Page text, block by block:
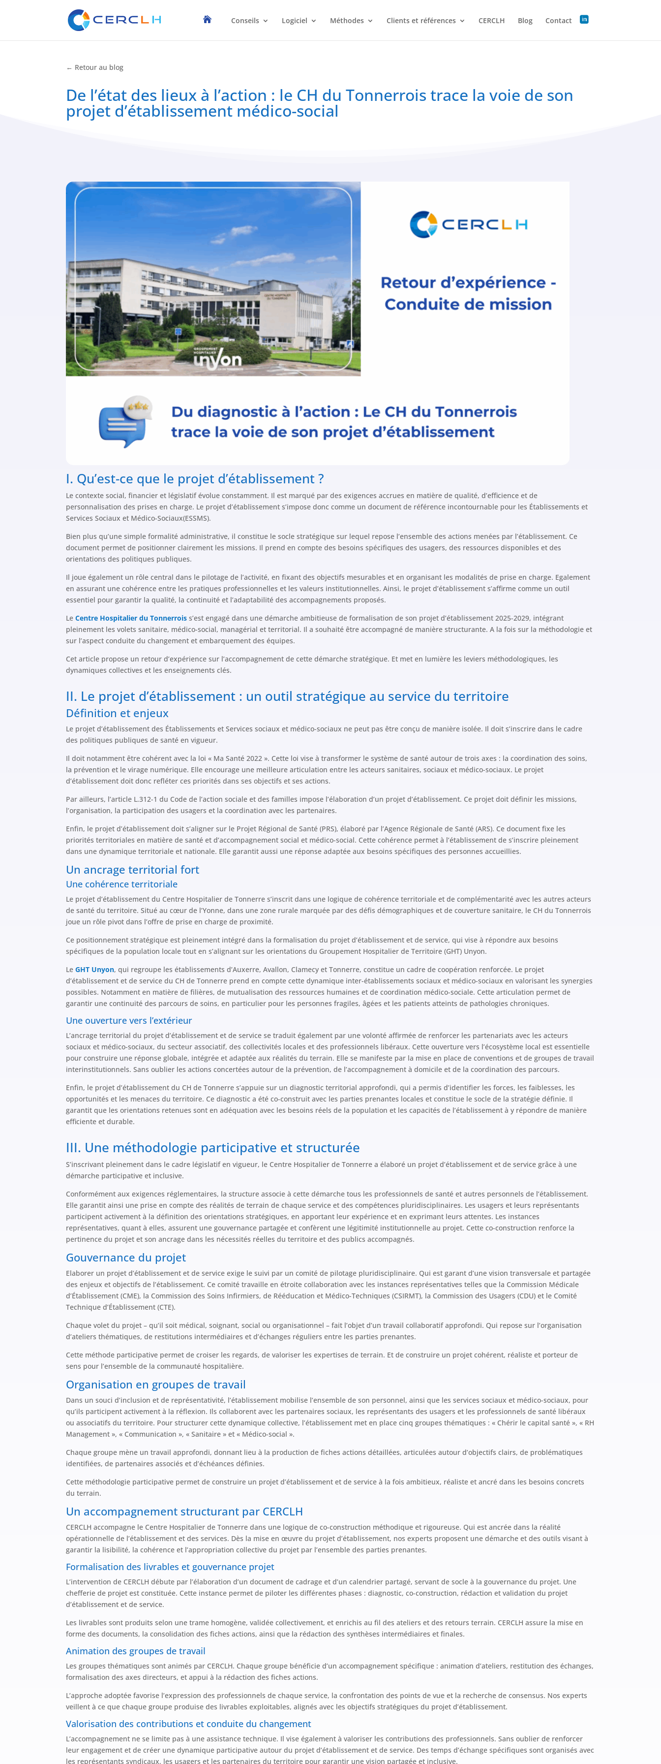
Conseils Logiciel Méthodes Clients et références CERCLH Blog Contact
← Retour au blog
De l’état des lieux à l’action : le CH du Tonnerrois trace la voie de son
projet d’établissement médico-social
I. Qu’est-ce que le projet d’établissement ?
Le contexte social, financier et législatif évolue constamment. Il est marqué par des exigences accrues en matière de qualité, d’efficience et de
personnalisation des prises en charge. Le projet d’établissement s’impose donc comme un document de référence incontournable pour les Établissements et
Services Sociaux et Médico-Sociaux(ESSMS).
Bien plus qu’une simple formalité administrative, il constitue le socle stratégique sur lequel repose l’ensemble des actions menées par l’établissement. Ce
document permet de positionner clairement les missions. Il prend en compte des besoins spécifiques des usagers, des ressources disponibles et des
orientations des politiques publiques.
Il joue également un rôle central dans le pilotage de l’activité, en fixant des objectifs mesurables et en organisant les modalités de prise en charge. Egalement
en assurant une cohérence entre les pratiques professionnelles et les valeurs institutionnelles. Ainsi, le projet d’établissement s’affirme comme un outil
essentiel pour garantir la qualité, la continuité et l’adaptabilité des accompagnements proposés.
LeCentre Hospitalier du Tonnerrois s’est engagé dans une démarche ambitieuse de formalisation de son projet d’établissement 2025-2029, intégrant
pleinement les volets sanitaire, médico-social, managérial et territorial. Il a souhaité être accompagné de manière structurante. A la fois sur la méthodologie et
sur l’aspect conduite du changement et embarquement des équipes.
Cet article propose un retour d’expérience sur l’accompagnement de cette démarche stratégique. Et met en lumière les leviers méthodologiques, les
dynamiques collectives et les enseignements clés.
II. Le projet d’établissement : un outil stratégique au service du territoire
Définition et enjeux
Le projet d’établissement des Établissements et Services sociaux et médico-sociaux ne peut pas être conçu de manière isolée. Il doit s’inscrire dans le cadre
des politiques publiques de santé en vigueur.
Il doit notamment être cohérent avec la loi « Ma Santé 2022 ». Cette loi vise à transformer le système de santé autour de trois axes : la coordination des soins,
la prévention et le virage numérique. Elle encourage une meilleure articulation entre les acteurs sanitaires, sociaux et médico-sociaux. Le projet
d’établissement doit donc refléter ces priorités dans ses objectifs et ses actions.
Par ailleurs, l’article L.312-1 du Code de l’action sociale et des familles impose l’élaboration d’un projet d’établissement. Ce projet doit définir les missions,
l’organisation, la participation des usagers et la coordination avec les partenaires.
Enfin, le projet d’établissement doit s’aligner sur le Projet Régional de Santé (PRS), élaboré par l’Agence Régionale de Santé (ARS). Ce document fixe les
priorités territoriales en matière de santé et d’accompagnement social et médico-social. Cette cohérence permet à l’établissement de s’inscrire pleinement
dans une dynamique territoriale et nationale. Elle garantit aussi une réponse adaptée aux besoins spécifiques des personnes accueillies.
Un ancrage territorial fort
Une cohérence territoriale
Le projet d’établissement du Centre Hospitalier de Tonnerre s’inscrit dans une logique de cohérence territoriale et de complémentarité avec les autres acteurs
de santé du territoire. Situé au cœur de l’Yonne, dans une zone rurale marquée par des défis démographiques et de couverture sanitaire, le CH du Tonnerrois
joue un rôle pivot dans l’offre de prise en charge de proximité.
Ce positionnement stratégique est pleinement intégré dans la formalisation du projet d’établissement et de service, qui vise à répondre aux besoins
spécifiques de la population locale tout en s’alignant sur les orientations du Groupement Hospitalier de Territoire (GHT) Unyon.
LeGHT Unyon, qui regroupe les établissements d’Auxerre, Avallon, Clamecy et Tonnerre, constitue un cadre de coopération renforcée. Le projet
d’établissement et de service du CH de Tonnerre prend en compte cette dynamique inter-établissements sociaux et médico-sociaux en valorisant les synergies
possibles. Notamment en matière de filières, de mutualisation des ressources humaines et de coordination médico-sociale. Cette articulation permet de
garantir une continuité des parcours de soins, en particulier pour les personnes fragiles, âgées et les patients atteints de pathologies chroniques.
Une ouverture vers l’extérieur
L’ancrage territorial du projet d’établissement et de service se traduit également par une volonté affirmée de renforcer les partenariats avec les acteurs
sociaux et médico-sociaux, du secteur associatif, des collectivités locales et des professionnels libéraux. Cette ouverture vers l’écosystème local est essentielle
pour construire une réponse globale, intégrée et adaptée aux réalités du terrain. Elle se manifeste par la mise en place de conventions et de groupes de travail
interinstitutionnels. Sans oublier les actions concertées autour de la prévention, de l’accompagnement à domicile et de la coordination des parcours.
Enfin, le projet d’établissement du CH de Tonnerre s’appuie sur un diagnostic territorial approfondi, qui a permis d’identifier les forces, les faiblesses, les
opportunités et les menaces du territoire. Ce diagnostic a été co-construit avec les parties prenantes locales et constitue le socle de la stratégie définie. Il
garantit que les orientations retenues sont en adéquation avec les besoins réels de la population et les capacités de l’établissement à y répondre de manière
efficiente et durable.
III. Une méthodologie participative et structurée
S’inscrivant pleinement dans le cadre législatif en vigueur, le Centre Hospitalier de Tonnerre a élaboré un projet d’établissement et de service grâce à une
démarche participative et inclusive.
Conformément aux exigences réglementaires, la structure associe à cette démarche tous les professionnels de santé et autres personnels de l’établissement.
Elle garantit ainsi une prise en compte des réalités de terrain de chaque service et des compétences pluridisciplinaires. Les usagers et leurs représentants
participent activement à la définition des orientations stratégiques, en apportant leur expérience et en exprimant leurs attentes. Les instances
représentatives, quant à elles, assurent une gouvernance partagée et confèrent une légitimité institutionnelle au projet. Cette co-construction renforce la
pertinence du projet et son ancrage dans les nécessités réelles du territoire et des publics accompagnés.
Gouvernance du projet
Elaborer un projet d’établissement et de service exige le suivi par un comité de pilotage pluridisciplinaire. Qui est garant d’une vision transversale et partagée
des enjeux et objectifs de l’établissement. Ce comité travaille en étroite collaboration avec les instances représentatives telles que la Commission Médicale
d’Établissement (CME), la Commission des Soins Infirmiers, de Rééducation et Médico-Techniques (CSIRMT), la Commission des Usagers (CDU) et le Comité
Technique d’Établissement (CTE).
Chaque volet du projet – qu’il soit médical, soignant, social ou organisationnel – fait l’objet d’un travail collaboratif approfondi. Qui repose sur l’organisation
d’ateliers thématiques, de restitutions intermédiaires et d’échanges réguliers entre les parties prenantes.
Cette méthode participative permet de croiser les regards, de valoriser les expertises de terrain. Et de construire un projet cohérent, réaliste et porteur de
sens pour l’ensemble de la communauté hospitalière.
Organisation en groupes de travail
Dans un souci d’inclusion et de représentativité, l’établissement mobilise l’ensemble de son personnel, ainsi que les services sociaux et médico-sociaux, pour
qu’ils participent activement à la réflexion. Ils collaborent avec les partenaires sociaux, les représentants des usagers et les professionnels de santé libéraux
ou associatifs du territoire. Pour structurer cette dynamique collective, l’établissement met en place cinq groupes thématiques : « Chérir le capital santé », « RH
Management », « Communication », « Sanitaire » et « Médico-social ».
Chaque groupe mène un travail approfondi, donnant lieu à la production de fiches actions détaillées, articulées autour d’objectifs clairs, de problématiques
identifiées, de partenaires associés et d’échéances définies.
Cette méthodologie participative permet de construire un projet d’établissement et de service à la fois ambitieux, réaliste et ancré dans les besoins concrets
du terrain.
Un accompagnement structurant par CERCLH
CERCLH accompagne le Centre Hospitalier de Tonnerre dans une logique de co-construction méthodique et rigoureuse. Qui est ancrée dans la réalité
opérationnelle de l’établissement et des services. Dès la mise en œuvre du projet d’établissement, nos experts proposent une démarche et des outils visant à
garantir la lisibilité, la cohérence et l’appropriation collective du projet par l’ensemble des parties prenantes.
Formalisation des livrables et gouvernance projet
L’intervention de CERCLH débute par l’élaboration d’un document de cadrage et d’un calendrier partagé, servant de socle à la gouvernance du projet. Une
chefferie de projet est constituée. Cette instance permet de piloter les différentes phases : diagnostic, co-construction, rédaction et validation du projet
d’établissement et de service.
Les livrables sont produits selon une trame homogène, validée collectivement, et enrichis au fil des ateliers et des retours terrain. CERCLH assure la mise en
forme des documents, la consolidation des fiches actions, ainsi que la rédaction des synthèses intermédiaires et finales.
Animation des groupes de travail
Les groupes thématiques sont animés par CERCLH. Chaque groupe bénéficie d’un accompagnement spécifique : animation d’ateliers, restitution des échanges,
formalisation des axes directeurs, et appui à la rédaction des fiches actions.
L’approche adoptée favorise l’expression des professionnels de chaque service, la confrontation des points de vue et la recherche de consensus. Nos experts
veillent à ce que chaque groupe produise des livrables exploitables, alignés avec les objectifs stratégiques du projet d’établissement.
Valorisation des contributions et conduite du changement
L’accompagnement ne se limite pas à une assistance technique. Il vise également à valoriser les contributions des professionnels. Sans oublier de renforcer
leur engagement et de créer une dynamique participative autour du projet d’établissement et de service. Des temps d’échange spécifiques sont organisés avec
les représentants syndicaux, les usagers et les partenaires du territoire pour garantir une vision partagée et inclusive.